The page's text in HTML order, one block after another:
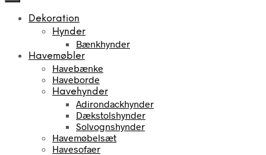
Dekoration
Hynder
Bænkhynder
Havemøbler
Havebænke
Haveborde
Havehynder
Adirondackhynder
Dækstolshynder
Solvognshynder
Havemøbelsæt
Havesofaer